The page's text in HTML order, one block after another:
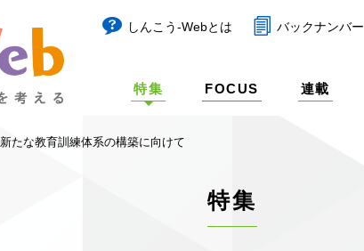
しんこう-Webとは バックナンバー
特集 FOCUS 連載
新たな教育訓練体系の構築に向けて
特集